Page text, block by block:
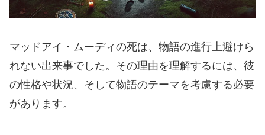
マッドアイ・ムーディの死は、物語の進行上避けら
れない出来事でした。その理由を理解するには、彼
の性格や状況、そして物語のテーマを考慮する必要
があります。